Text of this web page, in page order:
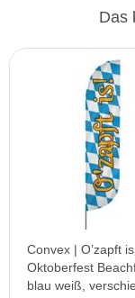
Das
Convex | O’zapft is,
Oktoberfest
blau weiß,